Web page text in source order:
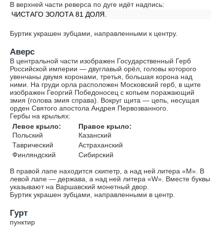
В верхней части реверса по дуге идёт надпись:
ЧИСТАГО ЗОЛОТА 81 ДОЛЯ.
Буртик украшен зубцами, направленными к центру.
Аверс
В центральной части изображен Государственный Герб
Российской империи — двуглавый орёл, головы которого
увенчаны двумя коронами, третья, большая корона над
ними. На груди орла расположен Московский герб, в щите
изображен Георгий Победоносец с копьем поражающий
змия (голова змия справа). Вокруг щита — цепь, несущая
орден Святого апостола Андрея Первозванного.
Гербы на крыльях:
Левое крыло:
Польский
Таврический
Финляндский
Правое крыло:
Казанский
Астраханский
Сибирский
В правой лапе находится скипетр, а над ней литера «М». В
левой лапе — держава, а над ней литера «W». Вместе буквы
указывают на Варшавский монетный двор.
Буртик украшен зубцами, направленными в центр.
Гурт
пунктир